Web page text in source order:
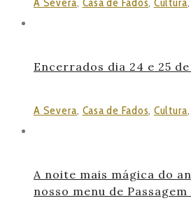
Encerrados dia 24 e 25
A Severa, Casa de Fados, Cultura,
A noite mais mágica do
nosso menu de Passagem